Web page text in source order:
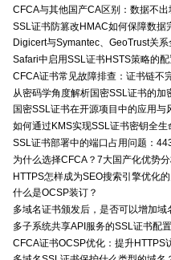
CFCA与其他国产CA区别：数据不
SSL证书防篡改HMAC如何保障数据
Digicert与Symantec、GeoTrust关系
Safari中启用SSL证书HSTS策略的
CFCA证书常见故障排查：证书链不
从密码学角度解析国密SSL证书的加
国密SSL证书在开源项目中的应用与
如何通过KMS实现SSL证书密钥全
SSL证书部署中的端口占用问题：
为什么选择CFCA？7大国产化优势
HTTPS怎样成为SEO搜索引擎优化
什么是OCSP装订？
多域名证书颁发后，是否可以增加域
多子系统共享API服务的SSL证书配
CFCA证书OCSP优化：提升HTTPS